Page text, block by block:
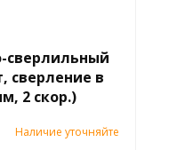
сверлильный
сверление в
2 скор.)
Наличие уточняйте